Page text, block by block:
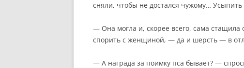
сняли, чтобы не достался чужому… Усыпить
— Она могла и, скорее всего, сама
спорить с женщиной, — да и шерсть — в
— А награда за поимку пса бывает? —